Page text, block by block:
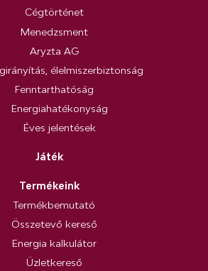
Cégtörténet
Menedzsment
Aryzta AG
élelmiszerbiztonság
Fenntarthatóság
Energiahatékonyság
Éves jelentések
Játék
Termékeink
Termékbemutató
Összetevő kereső
Energia kalkulátor
Üzletkereső